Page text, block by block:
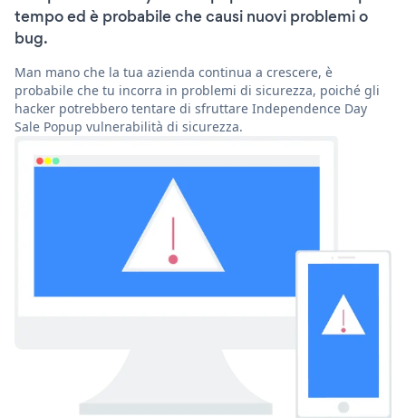
tempo ed è probabile che causi nuovi problemi o
bug.
Man mano che la tua azienda continua a crescere, è
probabile che tu incorra in problemi di sicurezza, poiché gli
hacker potrebbero tentare di sfruttare Independence Day
Sale Popup vulnerabilità di sicurezza.